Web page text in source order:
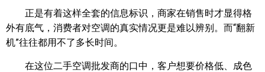
正是有着这样全套的信息标识，商家在销售时才显得格
外有底气，消费者对空调的真实情况更是难以辨别。而“翻新
机”往往都用不了多长时间。
在这位二手空调批发商的口中，客户想要价格低、成色